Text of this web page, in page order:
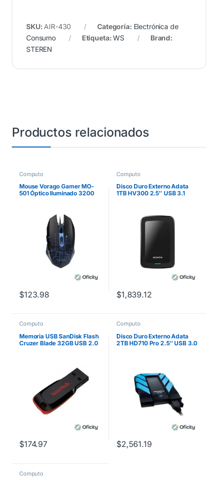
SKU: AIR-430 Categoría: Electrónica de
Consumo
Etiqueta:WS
Brand:
STEREN
Productos relacionados
Computo
Mouse Vorago Gamer MO-
501 Óptico Iluminado 3200
$123.98
Computo
Disco Duro Externo Adata
1TB HV300 2.5″ USB 3.1
$1,839.12
Computo
Memoria USB SanDisk Flash
Cruzer Blade 32GB USB 2.0
$174.97
Computo
Disco Duro Externo Adata
2TB HD710 Pro 2.5″ USB 3.0
$2,561.19
Computo